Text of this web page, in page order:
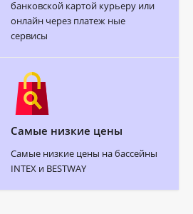
банковской картой курьеру или
онлайн через платеж ные
сервисы
Самые низкие цены
Самые низкие цены на бассейны
INTEX и BESTWAY